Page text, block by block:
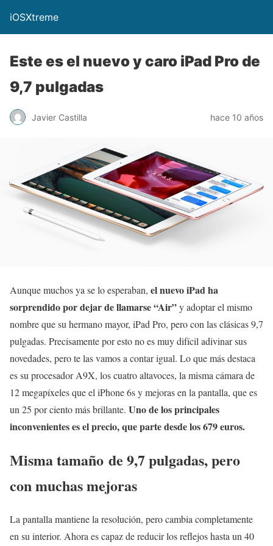
iOSXtreme
Este es el nuevo y caro iPad Pro de
9,7 pulgadas
Javier Castilla hace 10 años
Aunque muchos ya se lo esperaban, el nuevo iPad ha
sorprendido por dejar de llamarse “Air”y adoptar el mismo
nombre que su hermano mayor, iPad Pro, pero con las clásicas 9,7
pulgadas. Precisamente por esto no es muy difícil adivinar sus
novedades, pero te las vamos a contar igual. Lo que más destaca
es su procesador A9X, los cuatro altavoces, la misma cámara de
12 megapíxeles que el iPhone 6s y mejoras en la pantalla, que es
un 25 por ciento más brillante. Uno de los principales
inconvenientes es el precio, que parte desde los 679 euros.
Misma tamaño de 9,7 pulgadas, pero
con muchas mejoras
La pantalla mantiene la resolución, pero cambia completamente
en su interior. Ahora es capaz de reducir los reflejos hasta un 40